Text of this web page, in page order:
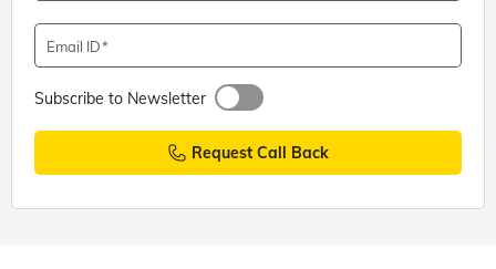
Email ID
Subscribe to Newsletter
Request Call Back